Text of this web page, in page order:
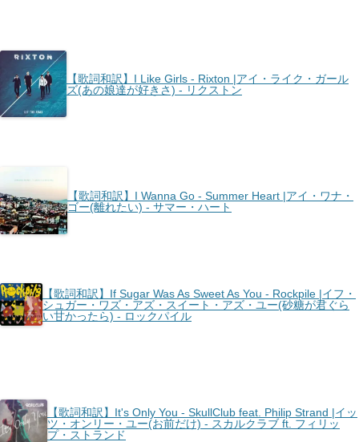
【歌詞和訳】I Like Girls - Rixton |アイ・ライク・ガール
ズ(あの娘達が好きさ) - リクストン
【歌詞和訳】I Wanna Go - Summer Heart |アイ・ワナ・
ゴー(離れたい) - サマー・ハート
【歌詞和訳】If Sugar Was As Sweet As You - Rockpile |イフ・
シュガー・ワズ・アズ・スイート・アズ・ユー(砂糖が君ぐら
い甘かったら) - ロックパイル
【歌詞和訳】It's Only You - SkullClub feat. Philip Strand |イッ
ツ・オンリー・ユー(お前だけ) - スカルクラブ ft. フィリッ
プ・ストランド